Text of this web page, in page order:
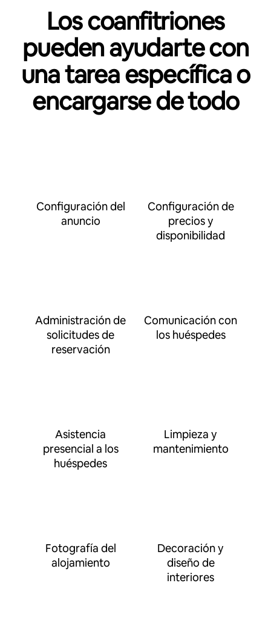
Los coanfitriones
pueden ayudarte con
una tarea específica o
encargarse de todo
Configuración del
anuncio
Configuración de
precios y
disponibilidad
Administración de
solicitudes de
reservación
Comunicación con
los huéspedes
Asistencia
presencial a los
huéspedes
Limpieza y
mantenimiento
Fotografía del
alojamiento
Decoración y
diseño de
interiores